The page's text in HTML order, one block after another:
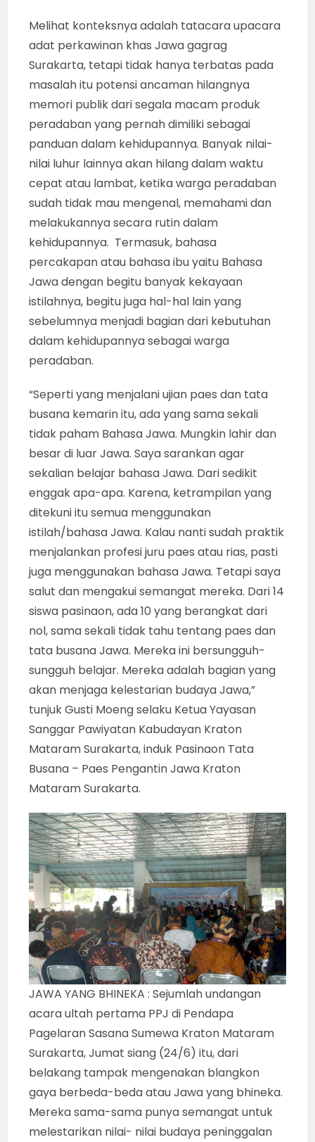
Melihat konteksnya adalah tatacara upacara
adat perkawinan khas Jawa gagrag
Surakarta, tetapi tidak hanya terbatas pada
masalah itu potensi ancaman hilangnya
memori publik dari segala macam produk
peradaban yang pernah dimiliki sebagai
panduan dalam kehidupannya. Banyak nilai-
nilai luhur lainnya akan hilang dalam waktu
cepat atau lambat, ketika warga peradaban
sudah tidak mau mengenal, memahami dan
melakukannya secara rutin dalam
kehidupannya. Termasuk, bahasa
percakapan atau bahasa ibu yaitu Bahasa
Jawa dengan begitu banyak kekayaan
istilahnya, begitu juga hal-hal lain yang
sebelumnya menjadi bagian dari kebutuhan
dalam kehidupannya sebagai warga
peradaban.
“Seperti yang menjalani ujian paes dan tata
busana kemarin itu, ada yang sama sekali
tidak paham Bahasa Jawa. Mungkin lahir dan
besar di luar Jawa. Saya sarankan agar
sekalian belajar bahasa Jawa. Dari sedikit
enggak apa-apa. Karena, ketrampilan yang
ditekuni itu semua menggunakan
istilah/bahasa Jawa. Kalau nanti sudah praktik
menjalankan profesi juru paes atau rias, pasti
juga menggunakan bahasa Jawa. Tetapi saya
salut dan mengakui semangat mereka. Dari 14
siswa pasinaon, ada 10 yang berangkat dari
nol, sama sekali tidak tahu tentang paes dan
tata busana Jawa. Mereka ini bersungguh-
sungguh belajar. Mereka adalah bagian yang
akan menjaga kelestarian budaya Jawa,”
tunjuk Gusti Moeng selaku Ketua Yayasan
Sanggar Pawiyatan Kabudayan Kraton
Mataram Surakarta, induk Pasinaon Tata
Busana – Paes Pengantin Jawa Kraton
Mataram Surakarta.
JAWA YANG BHINEKA : Sejumlah undangan
acara ultah pertama PPJ di Pendapa
Pagelaran Sasana Sumewa Kraton Mataram
Surakarta, Jumat siang (24/6) itu, dari
belakang tampak mengenakan blangkon
gaya berbeda-beda atau Jawa yang bhineka.
Mereka sama-sama punya semangat untuk
melestarikan nilai- nilai budaya peninggalan